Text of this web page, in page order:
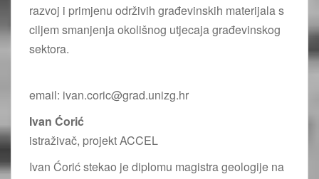
razvoj i primjenu održivih građevinskih materijala s
ciljem smanjenja okolišnog utjecaja građevinskog
sektora.
email: ivan.coric@grad.unizg.hr
Ivan Ćorić
istraživač, projekt ACCEL
Ivan Ćorić stekao je diplomu magistra geologije na